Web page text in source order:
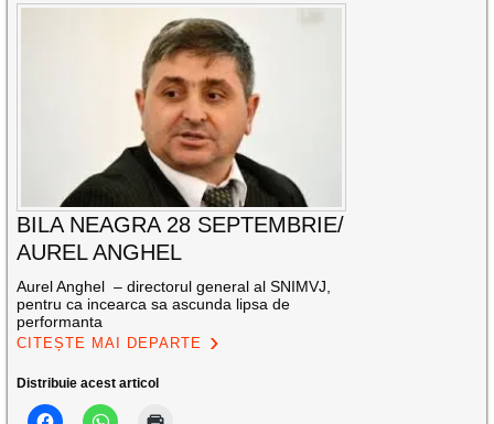
BILA NEAGRA 28 SEPTEMBRIE/
AUREL ANGHEL
Aurel Anghel – directorul general al SNIMVJ,
pentru ca incearca sa ascunda lipsa de
performanta
CITEȘTE MAI DEPARTE
Distribuie acest articol